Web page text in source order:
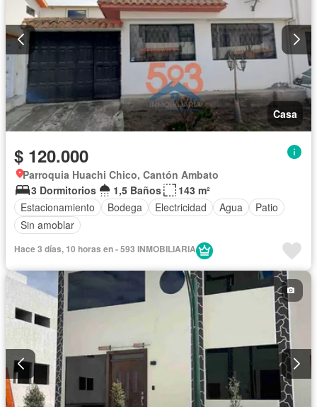
Casa
$ 120.000
Parroquia Huachi Chico, Cantón Ambato
3 Dormitorios
1,5 Baños
143 m²
Estacionamiento
Bodega Electricidad Agua
Patio
Sin amoblar
Hace 3 días, 10 horas en - 593 INMOBILIARIA